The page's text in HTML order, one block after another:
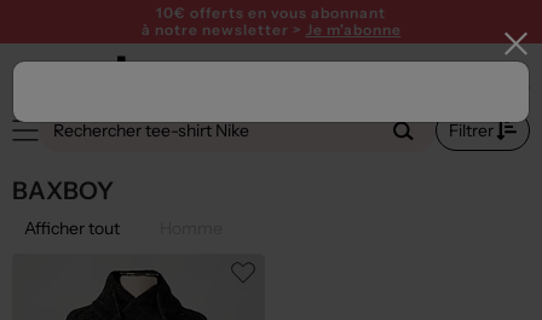
10€ offerts en vous abonnant
à notre newsletter > Je m'abonne
Filtrer
BAXBOY
Afficher tout